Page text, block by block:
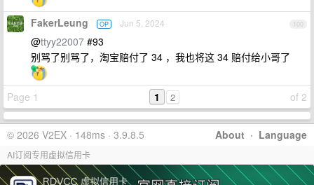
100
FakerLeung OP Jun 5, 2024
@ttyy22007 #93
别骂了别骂了，淘宝赔付了 34 ，我也将这 34 赔付给小哥了
Page 1 of 2
1 2
About · Language
© 2026 V2EX · 148ms · 3.9.8.5
AI订阅专用虚拟信用卡